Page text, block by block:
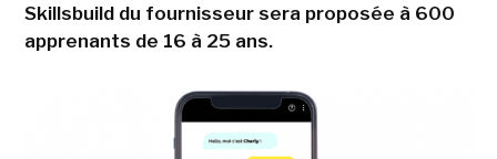
Skillsbuild du fournisseur sera proposée à 600
apprenants de 16 à 25 ans.